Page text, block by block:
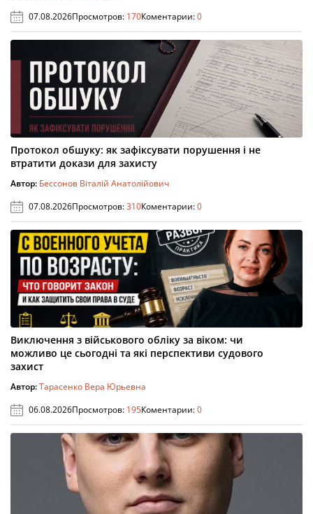
07.08.2026Просмотров: 170Коментарии:0
Протокол обшуку: як зафіксувати порушення і не
втратити докази для захисту
Автор: Бессонов Віталій Анатолійович
07.08.2026Просмотров:310Коментарии:0
Виключення з військового обліку за віком: чи
можливо це сьогодні та які перспективи судового
захист
Автор:Тарасенко Вера Юрьевна
06.08.2026Просмотров: 195Коментарии:0